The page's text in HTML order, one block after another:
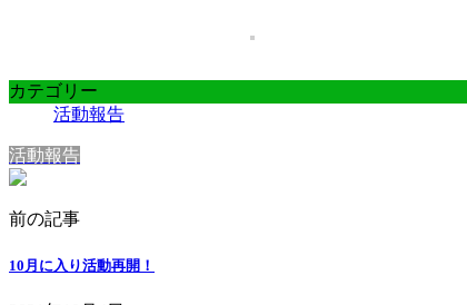
カテゴリー
活動報告
活動報告
前の記事
10月に入り活動再開！